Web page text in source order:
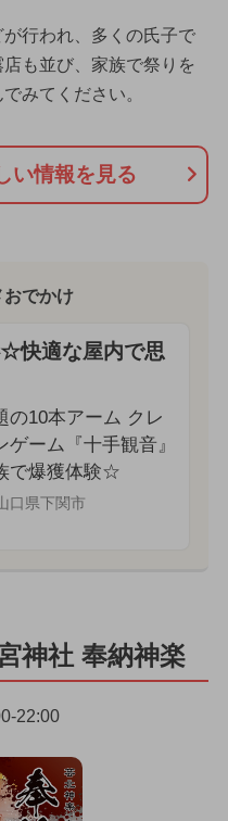
行われ、多くの氏子で
も並び、家族で祭りを
みてください。
い情報を見る
おでかけ
快適な屋内で思
の10本アーム クレ
ゲーム『十手観音』
で爆獲体験☆
口県下関市
神社 奉納神楽
22:00